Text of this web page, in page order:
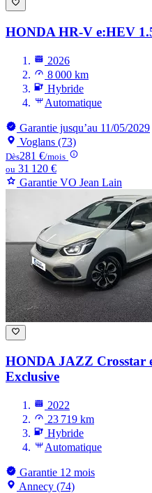
HONDA HR-V e:HEV
2026
8 000 km
Hybride
Automatique
Garantie jusqu’au 11/05/2029
Voglans (73)
Dès281 €/mois
ou 31 120 €
Garantie VO Jean Lain
HONDA JAZZ Crosstar
Exclusive
2022
23 719 km
Hybride
Automatique
Garantie 12 mois
Annecy (74)